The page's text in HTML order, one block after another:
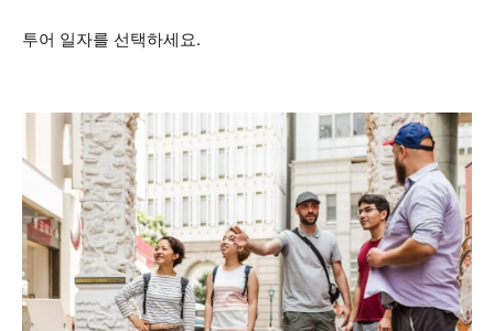
투어 일자를 선택하세요.